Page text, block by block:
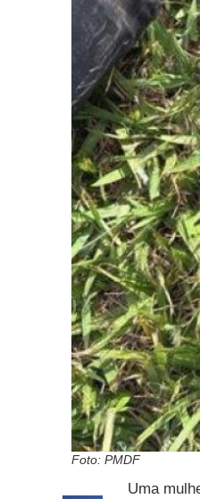
Foto: PMDF
Uma